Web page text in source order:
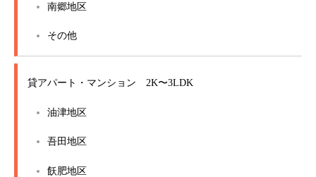
南郷地区
その他
貸アパート・マンション 2K〜3LDK
油津地区
吾田地区
飫肥地区